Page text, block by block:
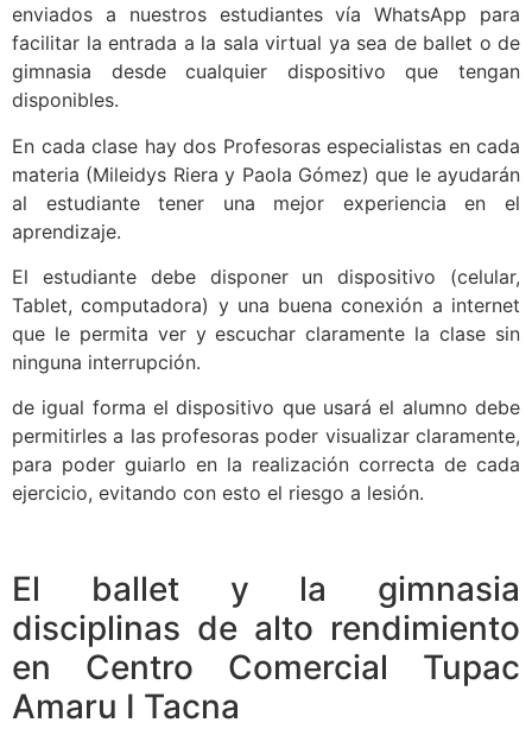
enviados a nuestros estudiantes vía WhatsApp para
facilitar la entrada a la sala virtual ya sea de ballet o de
gimnasia desde cualquier dispositivo que tengan
disponibles.
En cada clase hay dos Profesoras especialistas en cada
materia (Mileidys Riera y Paola Gómez) que le ayudarán
al estudiante tener una mejor experiencia en el
aprendizaje.
El estudiante debe disponer un dispositivo (celular,
Tablet, computadora) y una buena conexión a internet
que le permita ver y escuchar claramente la clase sin
ninguna interrupción.
de igual forma el dispositivo que usará el alumno debe
permitirles a las profesoras poder visualizar claramente,
para poder guiarlo en la realización correcta de cada
ejercicio, evitando con esto el riesgo a lesión.
El ballet y la gimnasia
disciplinas de alto rendimiento
en Centro Comercial Tupac
Amaru I Tacna